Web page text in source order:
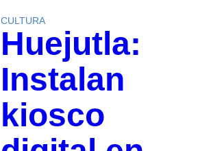
CULTURA
Huejutla:
Instalan
kiosco